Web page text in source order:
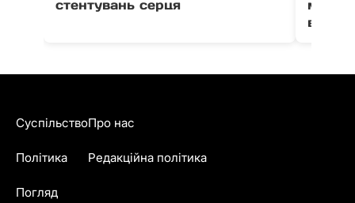
стентувань серця
води
Суспільство
Політика
Погляд
Про нас
Редакційна політика